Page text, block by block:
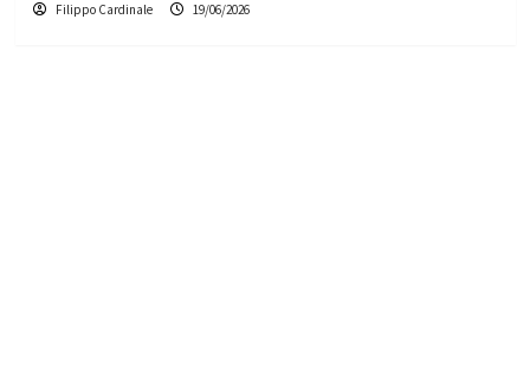
Filippo Cardinale 19/06/2026